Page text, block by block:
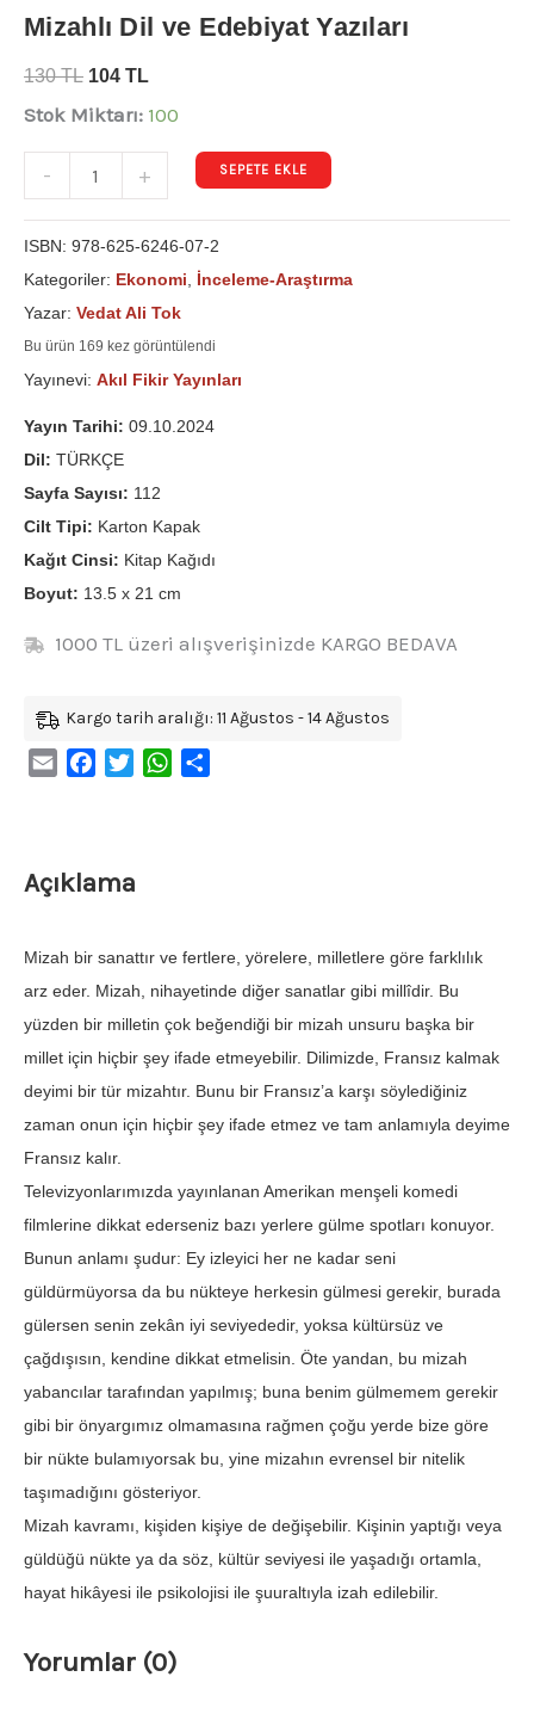
Mizahlı Dil ve Edebiyat Yazıları
130TL 104 TL
Stok Miktarı: 100
- + SEPETE EKLE
ISBN: 978-625-6246-07-2
Kategoriler: Ekonomi
İnceleme-Araştırma
Yazar: Vedat Ali Tok
Bu ürün 169 kez görüntülendi
Yayınevi: Akıl Fikir Yayınları
Yayın Tarihi: 09.10.2024
Dil: TÜRKÇE
Sayfa Sayısı: 112
Cilt Tipi: Karton Kapak
Kağıt Cinsi: Kitap Kağıdı
Boyut: 13.5 x 21 cm
1000 TL üzeri alışverişinizde KARGO BEDAVA
Kargo tarih aralığı: 11 Ağustos - 14 Ağustos
Email FacebookTwitterWhatsApp
Açıklama
Mizah bir sanattır ve fertlere, yörelere, milletlere göre farklılık
arz eder. Mizah, nihayetinde diğer sanatlar gibi millîdir. Bu
yüzden bir milletin çok beğendiği bir mizah unsuru başka bir
millet için hiçbir şey ifade etmeyebilir. Dilimizde, Fransız kalmak
deyimi bir tür mizahtır. Bunu bir Fransız’a karşı söylediğiniz
zaman onun için hiçbir şey ifade etmez ve tam anlamıyla deyime
Fransız kalır.
Televizyonlarımızda yayınlanan Amerikan menşeli komedi
filmlerine dikkat ederseniz bazı yerlere gülme spotları konuyor.
Bunun anlamı şudur: Ey izleyici her ne kadar seni
güldürmüyorsa da bu nükteye herkesin gülmesi gerekir, burada
gülersen senin zekân iyi seviyededir, yoksa kültürsüz ve
çağdışısın, kendine dikkat etmelisin. Öte yandan, bu mizah
yabancılar tarafından yapılmış; buna benim gülmemem gerekir
gibi bir önyargımız olmamasına rağmen çoğu yerde bize göre
bir nükte bulamıyorsak bu, yine mizahın evrensel bir nitelik
taşımadığını gösteriyor.
Mizah kavramı, kişiden kişiye de değişebilir. Kişinin yaptığı veya
güldüğü nükte ya da söz, kültür seviyesi ile yaşadığı ortamla,
hayat hikâyesi ile psikolojisi ile şuuraltıyla izah edilebilir.
Yorumlar (0)